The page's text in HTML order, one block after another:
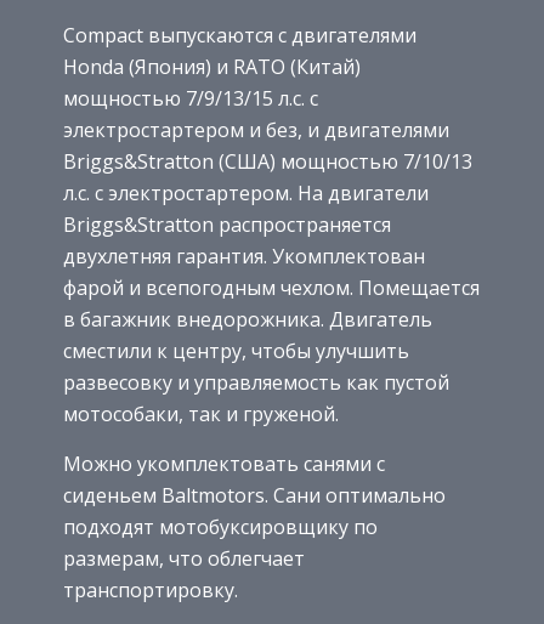
Compact выпускаются с двигателями
Honda (Япония) и RATO (Китай)
мощностью 7/9/13/15 л.с. с
электростартером и без, и двигателями
Briggs&Stratton (США) мощностью 7/10/13
л.с. с электростартером. На двигатели
Briggs&Stratton распространяется
двухлетняя гарантия. Укомплектован
фарой и всепогодным чехлом. Помещается
в багажник внедорожника. Двигатель
сместили к центру, чтобы улучшить
развесовку и управляемость как пустой
мотособаки, так и груженой.
Можно укомплектовать санями с
сиденьем Baltmotors. Сани оптимально
подходят мотобуксировщику по
размерам, что облегчает
транспортировку.